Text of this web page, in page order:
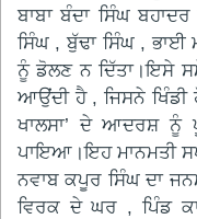
ਬਾਬਾ ਬੰਦਾ ਸਿੰਘ
ਸਿੰਘ , ਬੁੱਢਾ ਸਿੰਘ , ਭਾਈ
ਨੂੰ ਡੋਲਣ ਨ ਦਿੱਤਾ।ਇਸੇ
ਆਉਂਦੀ ਹੈ , ਜਿਸਨੇ
ਖਾਲਸਾ’ ਦੇ ਆਦਰਸ਼ ਨੂੰ
ਪਾਇਆ।ਇਹ ਮਾਨਮਤੀ
ਨਵਾਬ ਕਪੂਰ ਸਿੰਘ ਦਾ
ਵਿਰਕ ਦੇ ਘਰ , ਪਿੰਡ